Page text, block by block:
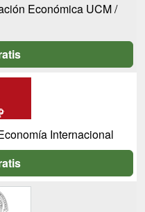
Económica UCM /
Internacional